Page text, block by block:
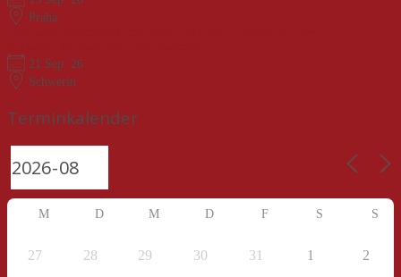
Praha
21 Sep. 26
Schwerin
Terminkalender
M D M D F S S
27 28 29 30 31 1 2